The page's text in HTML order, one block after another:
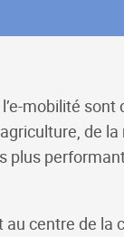
mobilité
de
plus
au centre de la